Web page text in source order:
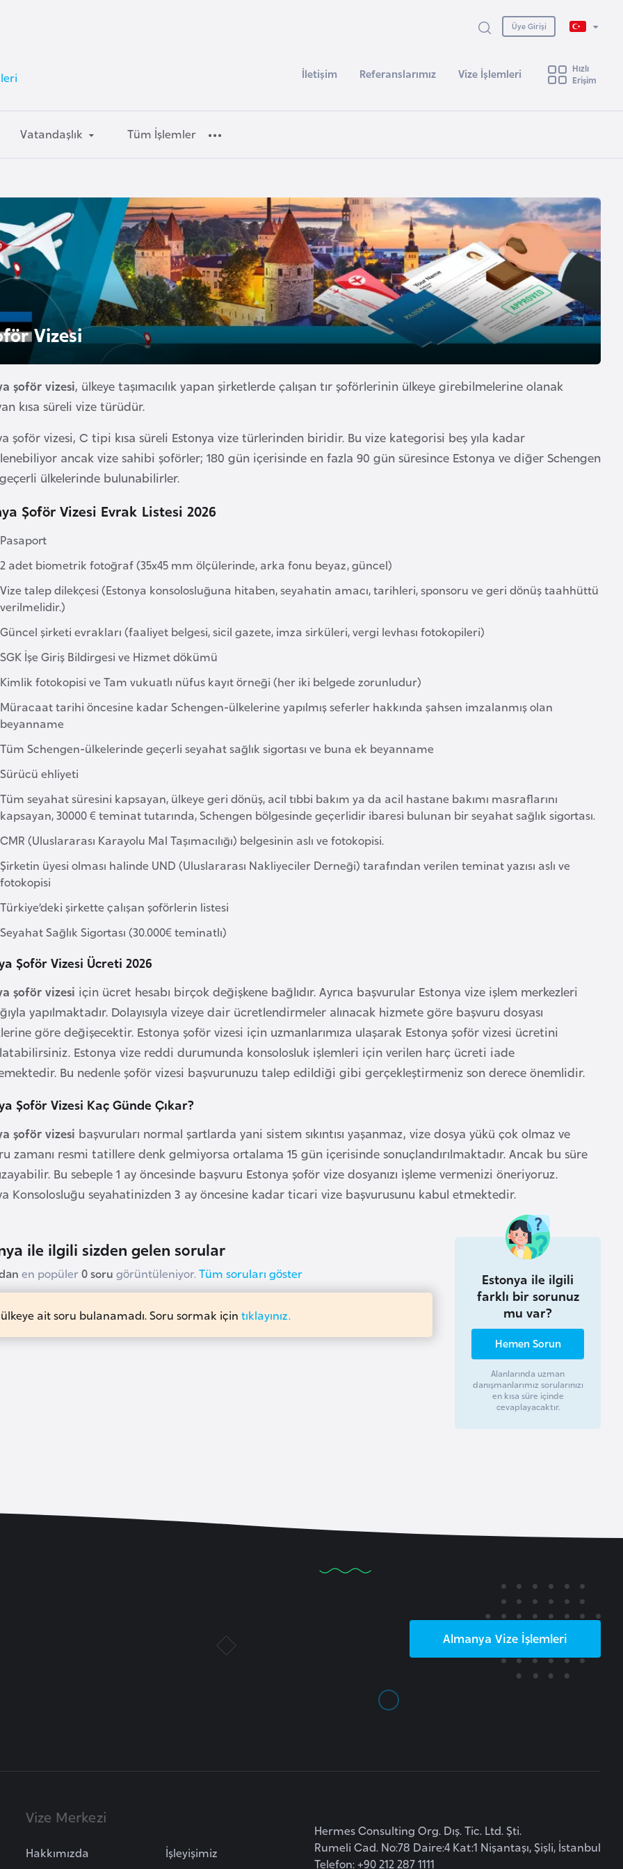
Üye Girişi
İletişim Referanslarımız Vize İşlemleri
Hızlı
Erişim
Vatandaşlık Tüm İşlemler
Vizesi
şoför vizesi, ülkeye taşımacılık yapan şirketlerde çalışan tır şoförlerinin ülkeye girebilmelerine olanak
kısa süreli vize türüdür.
şoför vizesi, C tipi kısa süreli Estonya vize türlerinden biridir. Bu vize kategorisi beş yıla kadar
ancak vize sahibi şoförler; 180 gün içerisinde en fazla 90 gün süresince Estonya ve diğer Schengen
ülkelerinde bulunabilirler.
Şoför Vizesi Evrak Listesi 2026
Pasaport
2 adet biometrik fotoğraf (35x45 mm ölçülerinde, arka fonu beyaz, güncel)
Vize talep dilekçesi (Estonya konsolosluğuna hitaben, seyahatin amacı, tarihleri, sponsoru ve geri dönüş taahhüttü
verilmelidir.)
Güncel şirketi evrakları (faaliyet belgesi, sicil gazete, imza sirküleri, vergi levhası fotokopileri)
SGK İşe Giriş Bildirgesi ve Hizmet dökümü
Kimlik fotokopisi ve Tam vukuatlı nüfus kayıt örneği (her iki belgede zorunludur)
Müracaat tarihi öncesine kadar Schengen-ülkelerine yapılmış seferler hakkında şahsen imzalanmış olan
beyanname
Tüm Schengen-ülkelerinde geçerli seyahat sağlık sigortası ve buna ek beyanname
Sürücü ehliyeti
Tüm seyahat süresini kapsayan, ülkeye geri dönüş, acil tıbbi bakım ya da acil hastane bakımı masraflarını
kapsayan, 30000 € teminat tutarında, Schengen bölgesinde geçerlidir ibaresi bulunan bir seyahat sağlık sigortası.
CMR (Uluslararası Karayolu Mal Taşımacılığı) belgesinin aslı ve fotokopisi.
Şirketin üyesi olması halinde UND (Uluslararası Nakliyeciler Derneği) tarafından verilen teminat yazısı aslı ve
fotokopisi
Türkiye’deki şirkette çalışan şoförlerin listesi
Seyahat Sağlık Sigortası (30.000€ teminatlı)
Şoför Vizesi Ücreti 2026
şoför vizesi için ücret hesabı birçok değişkene bağlıdır. Ayrıca başvurular Estonya vize işlem merkezleri
yapılmaktadır. Dolayısıyla vizeye dair ücretlendirmeler alınacak hizmete göre başvuru dosyası
göre değişecektir. Estonya şoför vizesi için uzmanlarımıza ulaşarak Estonya şoför vizesi ücretini
Estonya vize reddi durumunda konsolosluk işlemleri için verilen harç ücreti iade
Bu nedenle şoför vizesi başvurunuzu talep edildiği gibi gerçekleştirmeniz son derece önemlidir.
Şoför Vizesi Kaç Günde Çıkar?
şoför vizesi başvuruları normal şartlarda yani sistem sıkıntısı yaşanmaz, vize dosya yükü çok olmaz ve
zamanı resmi tatillere denk gelmiyorsa ortalama 15 gün içerisinde sonuçlandırılmaktadır. Ancak bu süre
Bu sebeple 1 ay öncesinde başvuru Estonya şoför vize dosyanızı işleme vermenizi öneriyoruz.
Konsolosluğu seyahatinizden 3 ay öncesine kadar ticari vize başvurusunu kabul etmektedir.
ile ilgili sizden gelen sorular
en popüler0 soru görüntüleniyor. Tüm soruları göster
ait soru bulanamadı. Soru sormak için tıklayınız.
Estonya ile ilgili
farklı bir sorunuz
mu var?
Hemen Sorun
Alanlarında uzman
danışmanlarımız sorularınızı
en kısa süre içinde
cevaplayacaktır.
Almanya Vize İşlemleri
Vize Merkezi
Hakkımızda İşleyişimiz
Hermes Consulting Org. Dış. Tic. Ltd. Şti.
Rumeli Cad. No:78 Daire:4 Kat:1 Nişantaşı, Şişli, İstanbul
Telefon: +90 212 287 1111